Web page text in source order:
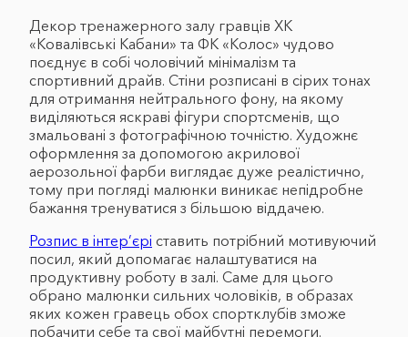
Декор тренажерного залу гравців ХК
«Ковалівські Кабани» та ФК «Колос» чудово
поєднує в собі чоловічий мінімалізм та
спортивний драйв. Стіни розписані в сірих тонах
для отримання нейтрального фону, на якому
виділяються яскраві фігури спортсменів, що
змальовані з фотографічною точністю. Художнє
оформлення за допомогою акрилової
аерозольної фарби виглядає дуже реалістично,
тому при погляді малюнки виникає непідробне
бажання тренуватися з більшою віддачею.
Розпис в інтер’єрі ставить потрібний мотивуючий
посил, який допомагає налаштуватися на
продуктивну роботу в залі. Саме для цього
обрано малюнки сильних чоловіків, в образах
яких кожен гравець обох спортклубів зможе
побачити себе та свої майбутні перемоги.